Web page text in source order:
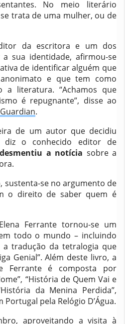
No meio literário
trata de uma mulher, ou de
da escritora e um dos
sua identidade, afirmou-se
de identificar alguém que
e que tem como
a literatura. “Achamos que
é repugnante”, disse ao
.
de um autor que decidiu
diz o conhecido editor de
a notícia sobre a
sustenta-se no argumento de
o direito de saber quem é
Ferrante tornou-se um
todo o mundo – incluindo
tradução da tetralogia que
Genial”. Além deste livro, a
Ferrante é composta por
“História de Quem Vai e
da Menina Perdida”,
pela Relógio D’Água.
aproveitando a visita à